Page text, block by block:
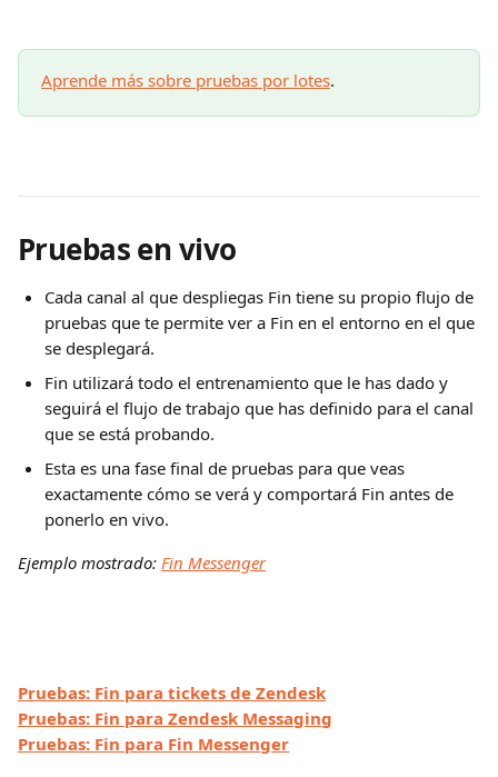
Aprende más sobre pruebas por lotes.
Pruebas en vivo
Cada canal al que despliegas Fin tiene su propio flujo de
pruebas que te permite ver a Fin en el entorno en el que
se desplegará.
Fin utilizará todo el entrenamiento que le has dado y
seguirá el flujo de trabajo que has definido para el canal
que se está probando.
Esta es una fase final de pruebas para que veas
exactamente cómo se verá y comportará Fin antes de
ponerlo en vivo.
Ejemplo mostrado: Fin Messenger
Pruebas: Fin para tickets de Zendesk
Pruebas: Fin para Zendesk Messaging
Pruebas: Fin para Fin Messenger